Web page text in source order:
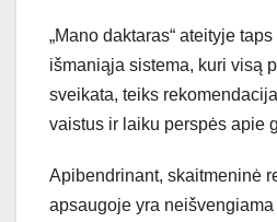
„Mano daktaras“ ateityje
išmaniąja sistema, kuri visą
sveikata, teiks
vaistus ir laiku perspės apie
Apibendrinant, skaitmeninė
apsaugoje yra